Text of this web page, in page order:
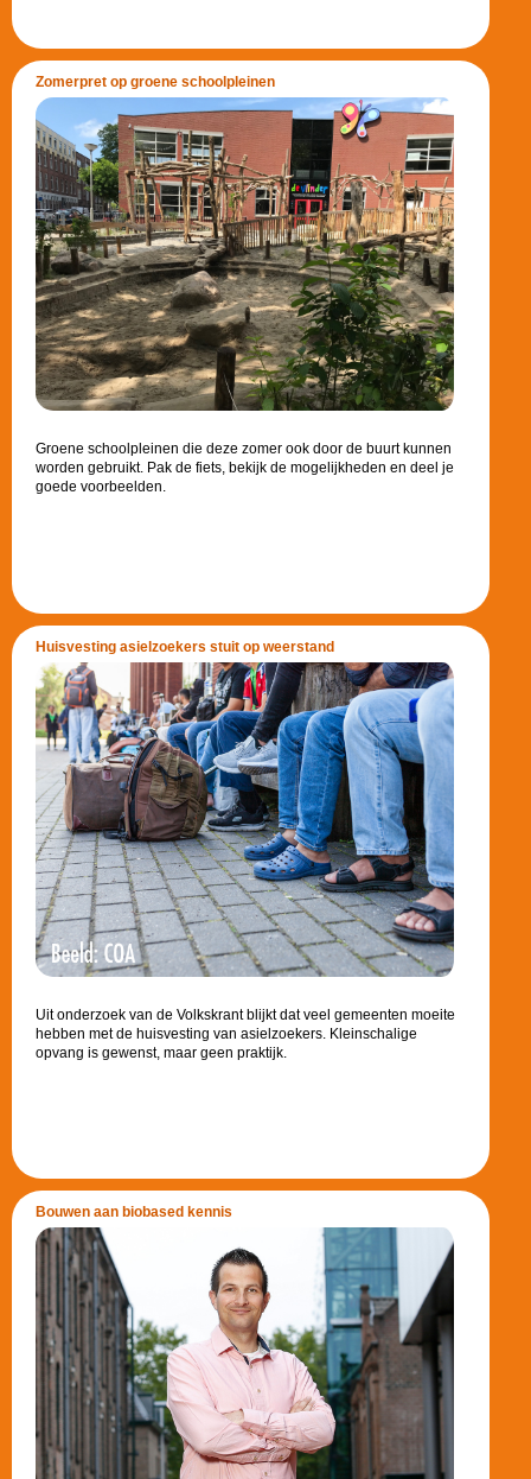
Zomerpret op groene schoolpleinen
Groene schoolpleinen die deze zomer ook door de buurt kunnen
worden gebruikt. Pak de fiets, bekijk de mogelijkheden en deel je
goede voorbeelden.
Huisvesting asielzoekers stuit op weerstand
Uit onderzoek van de Volkskrant blijkt dat veel gemeenten moeite
hebben met de huisvesting van asielzoekers. Kleinschalige
opvang is gewenst, maar geen praktijk.
Bouwen aan biobased kennis